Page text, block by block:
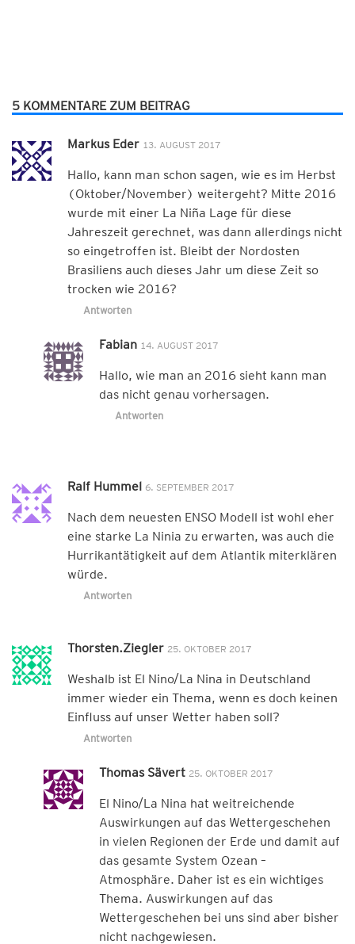
5 KOMMENTARE ZUM BEITRAG
Markus Eder 13. AUGUST 2017
Hallo, kann man schon sagen, wie es im Herbst
(Oktober/November) weitergeht? Mitte 2016
wurde mit einer La Niña Lage für diese
Jahreszeit gerechnet, was dann allerdings nicht
so eingetroffen ist. Bleibt der Nordosten
Brasiliens auch dieses Jahr um diese Zeit so
trocken wie 2016?
Antworten
Fabian 14. AUGUST 2017
Hallo, wie man an 2016 sieht kann man
das nicht genau vorhersagen.
Antworten
Ralf Hummel 6. SEPTEMBER 2017
Nach dem neuesten ENSO Modell ist wohl eher
eine starke La Ninia zu erwarten, was auch die
Hurrikantätigkeit auf dem Atlantik miterklären
würde.
Antworten
Thorsten.Ziegler 25. OKTOBER 2017
Weshalb ist El Nino/La Nina in Deutschland
immer wieder ein Thema, wenn es doch keinen
Einfluss auf unser Wetter haben soll?
Antworten
Thomas Sävert 25. OKTOBER 2017
El Nino/La Nina hat weitreichende
Auswirkungen auf das Wettergeschehen
in vielen Regionen der Erde und damit auf
das gesamte System Ozean –
Atmosphäre. Daher ist es ein wichtiges
Thema. Auswirkungen auf das
Wettergeschehen bei uns sind aber bisher
nicht nachgewiesen.